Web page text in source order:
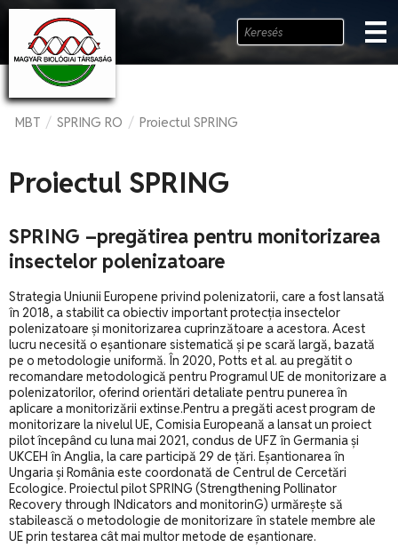
MBT / SPRING RO / Proiectul SPRING
Proiectul SPRING
SPRING –pregătirea pentru monitorizarea
insectelor polenizatoare
Strategia Uniunii Europene privind polenizatorii, care a fost lansată
în 2018, a stabilit ca obiectiv important protecția insectelor
polenizatoare și monitorizarea cuprinzătoare a acestora. Acest
lucru necesită o eșantionare sistematică și pe scară largă, bazată
pe o metodologie uniformă. În 2020, Potts et al. au pregătit o
recomandare metodologică pentru Programul UE de monitorizare a
polenizatorilor, oferind orientări detaliate pentru punerea în
aplicare a monitorizării extinse.Pentru a pregăti acest program de
monitorizare la nivelul UE, Comisia Europeană a lansat un proiect
pilot începând cu luna mai 2021, condus de UFZ în Germania și
UKCEH în Anglia, la care participă 29 de țări. Eșantionarea în
Ungaria și România este coordonată de Centrul de Cercetări
Ecologice. Proiectul pilot SPRING (Strengthening Pollinator
Recovery through INdicators and monitorinG) urmărește să
stabilească o metodologie de monitorizare în statele membre ale
UE prin testarea cât mai multor metode de eșantionare.